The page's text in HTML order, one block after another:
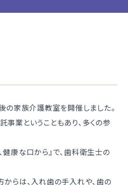
の家族介護教室を開催しました。
事業ということもあり、多くの参
康な口から』で、歯科衛生士の
からは、入れ歯の手入れや、歯の